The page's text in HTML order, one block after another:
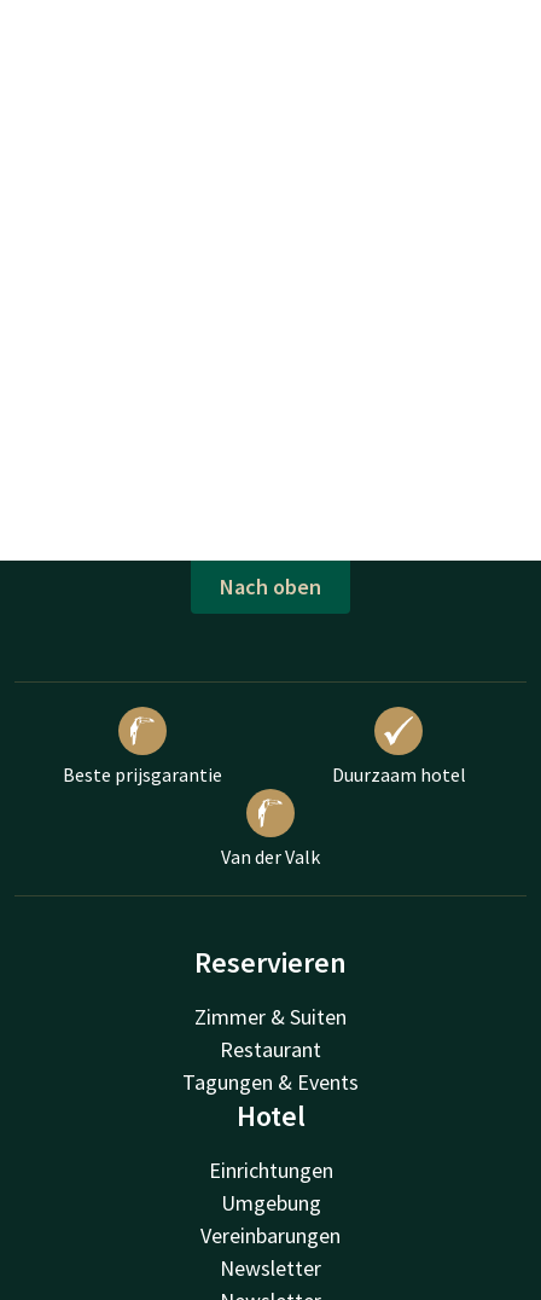
Nach oben
Beste prijsgarantie Duurzaam hotel
Van der Valk
Reservieren
Zimmer & Suiten
Restaurant
Tagungen & Events
Hotel
Einrichtungen
Umgebung
Vereinbarungen
Newsletter